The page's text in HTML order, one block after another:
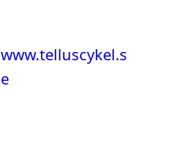
www.telluscykel.s
e